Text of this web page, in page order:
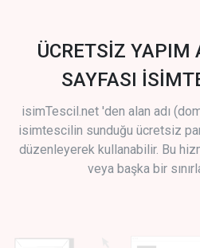
ÜCRETSİZ
SAYFASI
isimTescil.net 'den alan adı
isimtescilin sunduğu ücretsiz
düzenleyerek kullanabilir. Bu
veya başka bir